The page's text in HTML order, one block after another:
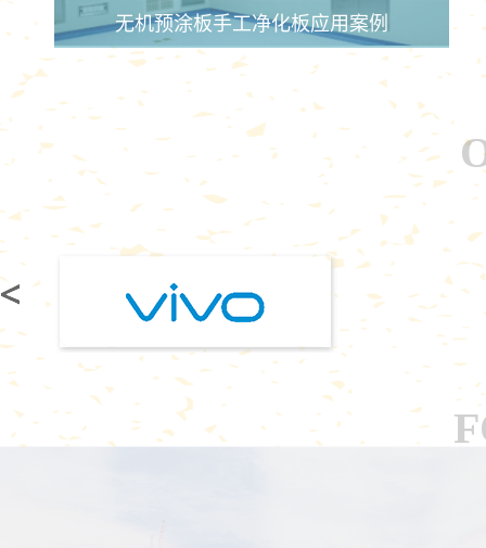
无机预涂板手工净化板应用案例